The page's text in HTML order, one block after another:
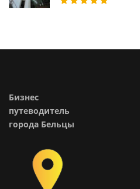
Бизнес
путеводитель
города Бельцы